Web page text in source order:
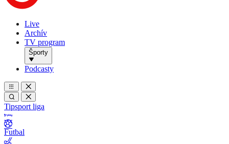
Live
Archív
TV program
Športy
Podcasty
Tipsport liga
Futbal